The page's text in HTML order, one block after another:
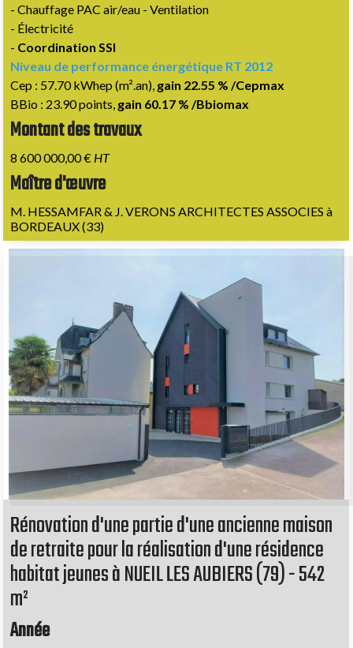
- Chauffage PAC air/eau - Ventilation
- Électricité
- Coordination SSI
Niveau de performance énergétique RT 2012
Cep : 57.70 kWhep (m².an), gain 22.55 % /Cepmax
BBio : 23.90 points, gain 60.17 % /Bbiomax
Montant des travaux
8 600 000,00 € HT
Maître d'œuvre
M. HESSAMFAR & J. VERONS ARCHITECTES ASSOCIES à
BORDEAUX (33)
Rénovation d'une partie d'une ancienne maison
de retraite pour la réalisation d'une résidence
habitat jeunes à NUEIL LES AUBIERS (79) - 542
m²
Année